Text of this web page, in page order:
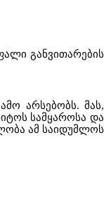
განვითარების
არსებობს. მას,
სამყაროსა და
ამ საიდუმლოს